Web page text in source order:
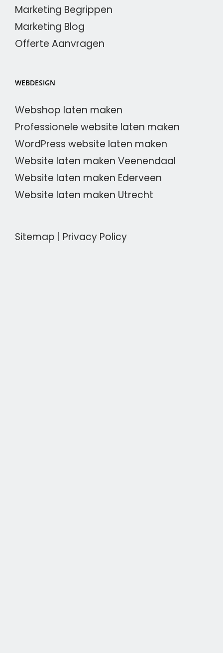
Marketing Begrippen
Marketing Blog
Offerte Aanvragen
WEBDESIGN
Webshop laten maken
Professionele website laten maken
WordPress website laten maken
Website laten maken Veenendaal
Website laten maken Ederveen
Website laten maken Utrecht
Sitemap | Privacy Policy